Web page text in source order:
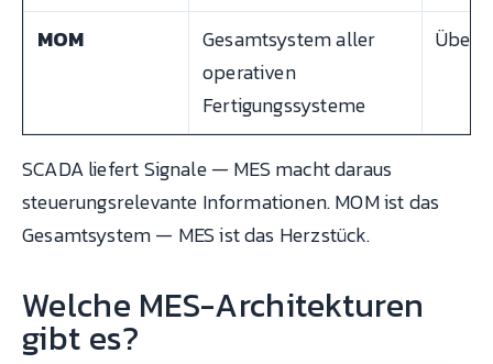
MOM
Gesamtsystem aller
operativen
Fertigungssysteme
SCADA liefert Signale — MES macht daraus
steuerungsrelevante Informationen. MOM ist das
Gesamtsystem — MES ist das Herzstück.
Welche MES-Architekturen
gibt es?